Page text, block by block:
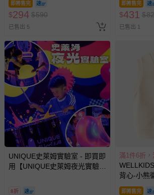
經消費者拆封之影音商品或電腦軟
上服務，經消費者事先同意始提供
戲或活動點數等）。
已拆封之以下類型商品：
-個人衛生用品（例如尿布、貼身衣
墊、寢具類等）。
-新生兒親膚衣物（嬰幼兒包巾與背
褲、紗布衣等）。
-接觸性孕哺產品（奶嘴、奶瓶、擠
帶束縛衣、餐搖椅等）。
-其他原廠盒裝商品封口處已貼上「
示字句等說明貼紙、封條者。
國際航空、客運、訂房等服務。
即將售完
$294 $590
已售出 5
即將售完
$431 $
已售出 1
UNIQUE史萊姆實驗室 - 即買即
用【UNIQUE史萊姆夜光實驗室
8折
滿1件6折
背心-小熊
即將售完